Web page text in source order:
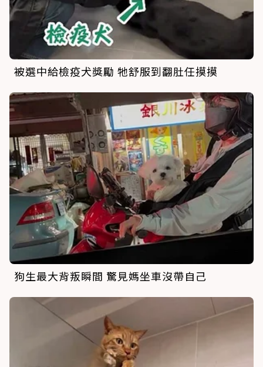
被選中給檢疫犬獎勵 牠舒服到翻肚任摸摸
狗生最大背叛瞬間 驚見媽坐車沒帶自己